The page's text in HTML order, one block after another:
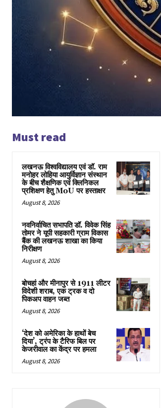
Must read
लखनऊ विश्वविद्यालय एवं डॉ. राम
मनोहर लोहिया आयुर्विज्ञान संस्थान
के बीच शैक्षणिक एवं क्लिनिकल
प्रशिक्षण हेतु MoU पर हस्ताक्षर
August 8, 2026
नवनिर्वाचित सभापति डॉ. विवेक सिंह
तोमर ने यूपी सहकारी ग्राम विकास
बैंक की लखनऊ शाखा का किया
निरीक्षण
August 8, 2026
बोचहां और मीनापुर से 1911 लीटर
विदेशी शराब, एक ट्रक व दो
पिकअप वाहन जब्त
August 8, 2026
‘देश को अमेरिका के हाथों बेच
दिया’, ट्रंप के टैरिफ बिल पर
केजरीवाल का केंद्र पर हमला
August 8, 2026